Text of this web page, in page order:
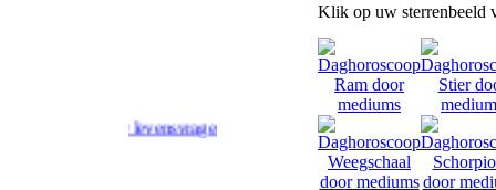
op uw levensvragen.
Klik op uw sterrenbeeld